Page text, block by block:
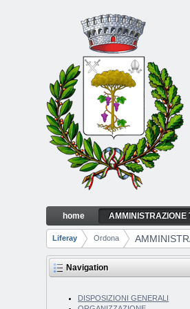
AMMINISTRAZIONE
Navigation
home AMMINISTRAZIONE
Breadcrumbs
Liferay Ordona
Navigation
DISPOSIZIONI GENERALI